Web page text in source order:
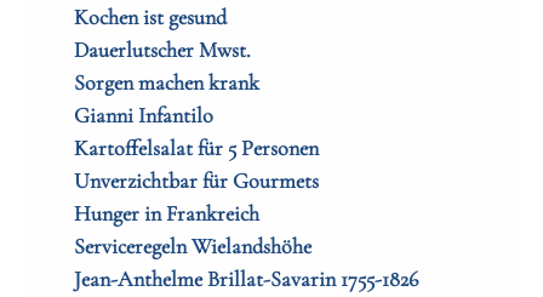
Kochen ist gesund
Dauerlutscher Mwst.
Sorgen machen krank
Gianni Infantilo
Kartoffelsalat für 5 Personen
Unverzichtbar für Gourmets
Hunger in Frankreich
Serviceregeln Wielandshöhe
Jean-Anthelme Brillat-Savarin 1755-1826